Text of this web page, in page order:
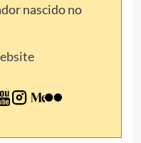
nascido no